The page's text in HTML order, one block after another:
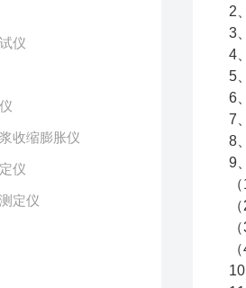
仪
收缩膨胀仪
仪
定仪
2
3
4
5
6
7
8
9